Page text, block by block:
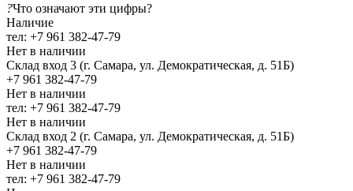
?Что означают эти цифры?
Наличие
тел: +7 961 382-47-79
Нет в наличии
Склад вход 3 (г. Самара, ул. Демократическая, д. 51Б)
+7 961 382-47-79
Нет в наличии
тел: +7 961 382-47-79
Нет в наличии
Склад вход 2 (г. Самара, ул. Демократическая, д. 51Б)
+7 961 382-47-79
Нет в наличии
тел: +7 961 382-47-79